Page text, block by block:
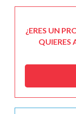
¿ERES UN
QUIERES